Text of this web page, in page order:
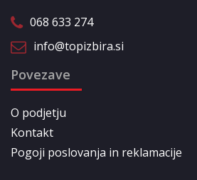
068 633 274
info@topizbira.si
Povezave
O podjetju
Kontakt
Pogoji poslovanja in reklamacije